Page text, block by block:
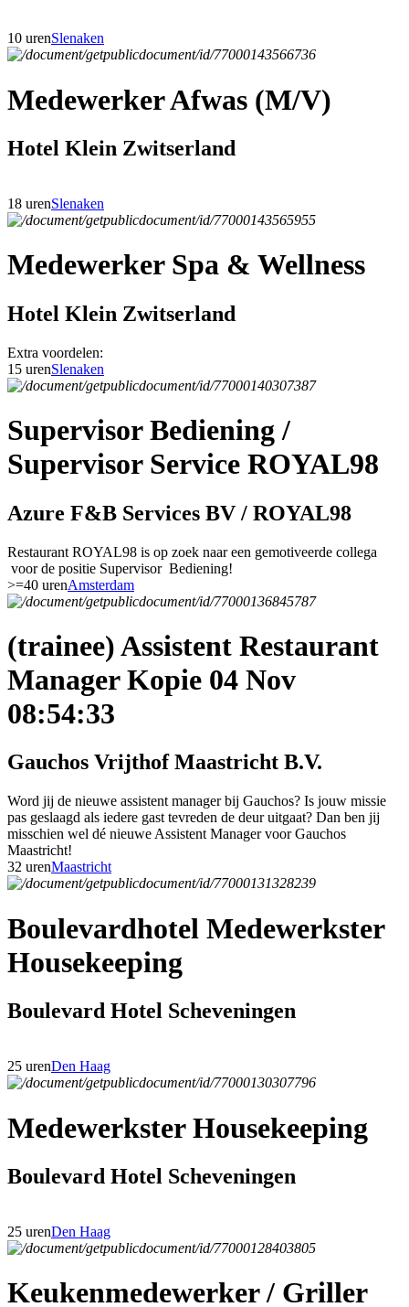
10 urenSlenaken
Medewerker Afwas (M/V)
Hotel Klein Zwitserland
18 urenSlenaken
Medewerker Spa & Wellness
Hotel Klein Zwitserland
Extra voordelen:
15 urenSlenaken
Supervisor Bediening /
Supervisor Service ROYAL98
Azure F&B Services BV / ROYAL98
Restaurant ROYAL98 is op zoek naar een gemotiveerde collega
voor de positie Supervisor Bediening!
>=40 urenAmsterdam
(trainee) Assistent Restaurant
Manager Kopie 04 Nov
08:54:33
Gauchos Vrijthof Maastricht B.V.
Word jij de nieuwe assistent manager bij Gauchos? Is jouw missie
pas geslaagd als iedere gast tevreden de deur uitgaat? Dan ben jij
misschien wel dé nieuwe Assistent Manager voor Gauchos
Maastricht!
32 urenMaastricht
Boulevardhotel Medewerkster
Housekeeping
Boulevard Hotel Scheveningen
25 urenDen Haag
Medewerkster Housekeeping
Boulevard Hotel Scheveningen
25 urenDen Haag
Keukenmedewerker / Griller